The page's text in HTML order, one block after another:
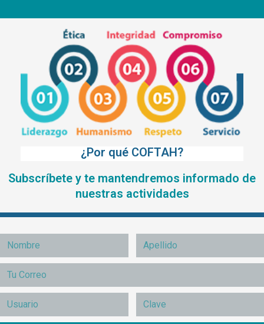
¿Por qué COFTAH?
Subscríbete y te mantendremos informado de
nuestras actividades